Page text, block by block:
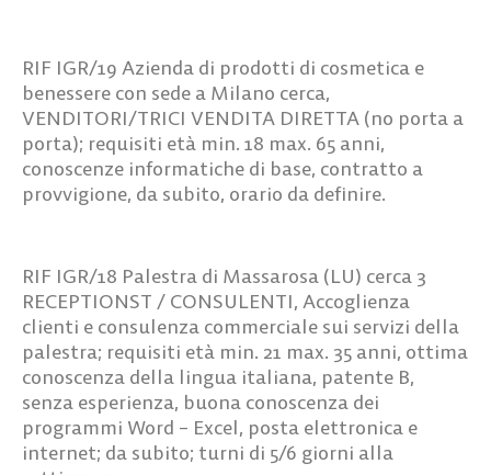
RIF IGR/19 Azienda di prodotti di cosmetica e
benessere con sede a Milano cerca,
VENDITORI/TRICI VENDITA DIRETTA (no porta a
porta); requisiti età min. 18 max. 65 anni,
conoscenze informatiche di base, contratto a
provvigione, da subito, orario da definire.
RIF IGR/18 Palestra di Massarosa (LU) cerca 3
RECEPTIONST / CONSULENTI, Accoglienza
clienti e consulenza commerciale sui servizi della
palestra; requisiti età min. 21 max. 35 anni, ottima
conoscenza della lingua italiana, patente B,
senza esperienza, buona conoscenza dei
programmi Word – Excel, posta elettronica e
internet; da subito; turni di 5/6 giorni alla